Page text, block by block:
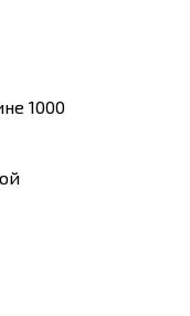
1000